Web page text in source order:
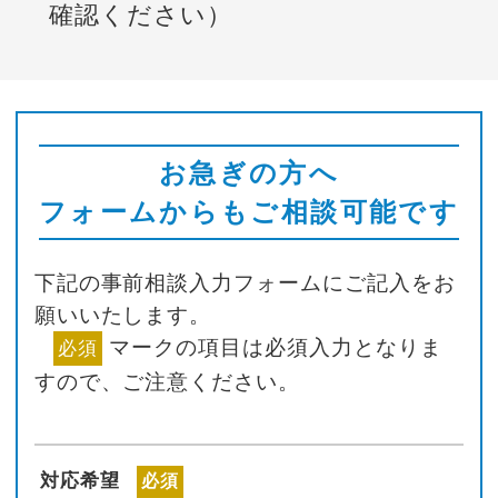
確認ください）
お急ぎの方へ
フォームからもご相談可能です
下記の事前相談入力フォームにご記入をお
願いいたします。
必須 マークの項目は必須入力となりま
すので、ご注意ください。
対応希望 必須